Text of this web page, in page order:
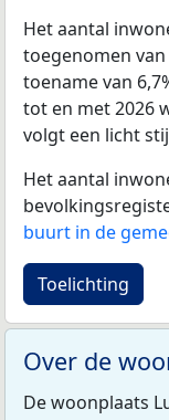
Het aantal
toegenomen
toename van
tot en met 2026
volgt een licht
Het aantal
buurt in de
Toelichting
Over de
De woonplaats